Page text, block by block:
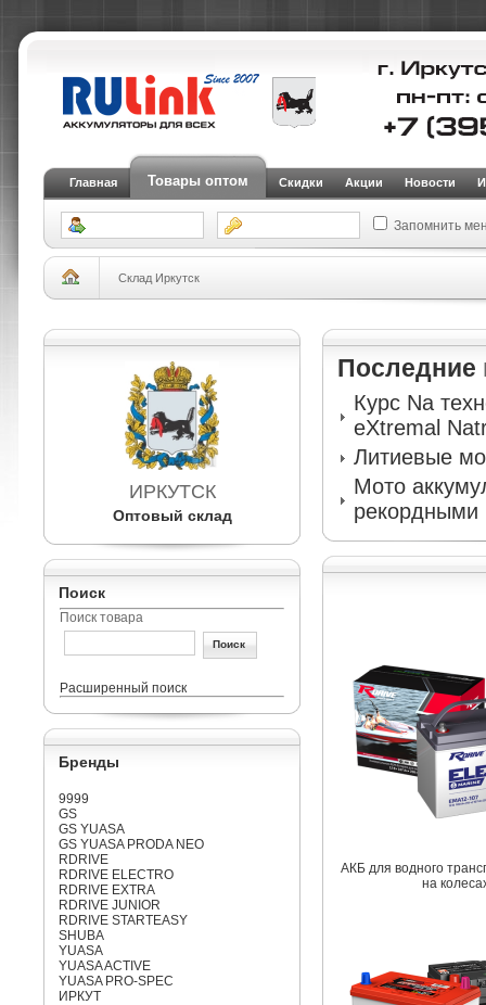
Главная Товары оптом Скидки Акции Новости
Запомнить
Склад Иркутск
ИРКУТСК
Оптовый склад
Поиск
Поиск товара
Расширенный поиск
Бренды
9999
GS
GS YUASA
GS YUASA PRODA NEO
RDRIVE
RDRIVE ELECTRO
RDRIVE EXTRA
RDRIVE JUNIOR
RDRIVE STARTEASY
SHUBA
YUASA
YUASA ACTIVE
YUASA PRO-SPEC
ИРКУТ
Последние
Курс Na
eXtremal
Литиевые
Мото
рекордными
АКБ для водного
на